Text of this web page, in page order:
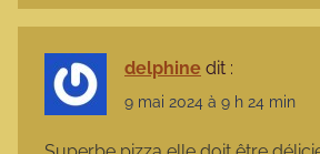
delphine dit :
9 mai 2024 à 9 h 24 min